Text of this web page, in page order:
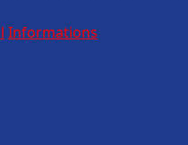
Informations